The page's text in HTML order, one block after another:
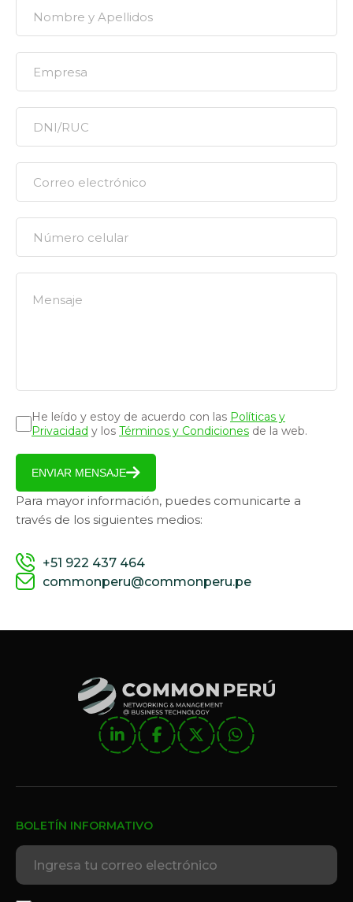
He leído y estoy de acuerdo con las Políticas y
Privacidad y los Términos y Condiciones de la web.
ENVIAR MENSAJE
Para mayor información, puedes comunicarte a
través de los siguientes medios:
+51 922 437 464
commonperu@commonperu.pe
BOLETÍN INFORMATIVO